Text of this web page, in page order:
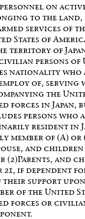
on
to the land,
services of
States of
territory of
persons of
nationality who
of, serving
the
forces in Japan,
persons who
resident in
member of (A) or
and
(2)Parents, and
21, if dependent
support
of the United
forces or